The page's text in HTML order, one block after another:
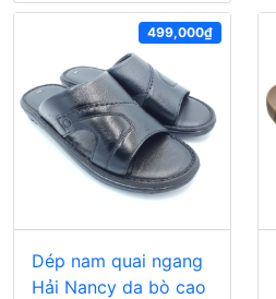
499,000₫
Dép nam quai ngang
Hải Nancy da bò cao